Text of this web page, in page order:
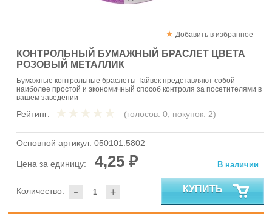
Добавить в избранное
КОНТРОЛЬНЫЙ БУМАЖНЫЙ БРАСЛЕТ ЦВЕТА
РОЗОВЫЙ МЕТАЛЛИК
Бумажные контрольные браслеты Тайвек представляют собой
наиболее простой и экономичный способ контроля за посетителями в
вашем заведении
Рейтинг: (голосов: 0, покупок: 2)
Основной артикул: 050101.5802
Цена за единицу: 4,25 ₽
- +
Количество:
В наличии
КУПИТЬ